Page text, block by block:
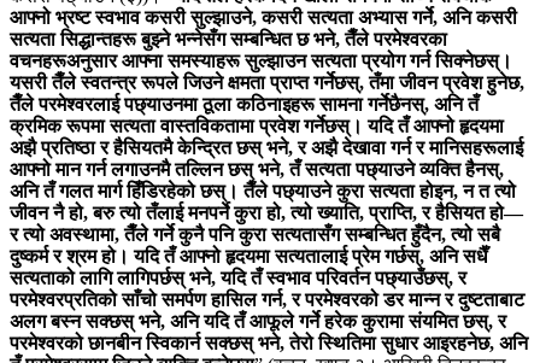
आफ्नो भ्रष्ट स्वभाव कसरी सुल्झाउने, कसरी सत्यता अभ्यास गर्ने, अनि कसरी
सत्यता सिद्धान्तहरू बुझ्ने भन्‍नेसँग सम्बन्धित छ भने, तैँले परमेश्‍वरका
वचनहरूअनुसार आफ्ना समस्याहरू सुल्झाउन सत्यता प्रयोग गर्न सिक्नेछस्।
यसरी तैँले स्वतन्त्र रूपले जिउने क्षमता प्राप्त गर्नेछस्, तँमा जीवन प्रवेश हुनेछ,
तैँले परमेश्‍वरलाई पछ्याउनमा ठूला कठिनाइहरू सामना गर्नेछैनस्, अनि तँ
क्रमिक रूपमा सत्यता वास्तविकतामा प्रवेश गर्नेछस्। यदि तँ आफ्नो हृदयमा
अझै प्रतिष्ठा र हैसियतमै केन्द्रित छस् भने, र अझै देखावा गर्न र मानिसहरूलाई
आफ्नो मान गर्न लगाउनमै तल्लिन छस् भने, तँ सत्यता पछ्याउने व्यक्ति हैनस्,
अनि तँ गलत मार्ग हिँडिरहेको छस्। तैँले पछ्याउने कुरा सत्यता होइन, न त त्यो
जीवन नै हो, बरु त्यो तँलाई मनपर्ने कुरा हो, त्यो ख्याति, प्राप्ति, र हैसियत हो—
र त्यो अवस्थामा, तैँले गर्ने कुनै पनि कुरा सत्यतासँग सम्बन्धित हुँदैन, त्यो सबै
दुष्कर्म र श्रम हो। यदि तँ आफ्नो हृदयमा सत्यतालाई प्रेम गर्छस्, अनि सधैँ
सत्यताको लागि लागिपर्छस् भने, यदि तँ स्वभाव परिवर्तन पछ्याउँछस्, र
परमेश्‍वरप्रतिको साँचो समर्पण हासिल गर्न, र परमेश्‍वरको डर मान्‍न र दुष्टताबाट
अलग बस्न सक्छस् भने, अनि यदि तँ आफूले गर्ने हरेक कुरामा संयमित छस्, र
परमेश्‍वरको छानबीन स्विकार्न सक्छस् भने, तेरो स्थितिमा सुधार आइरहनेछ, अनि